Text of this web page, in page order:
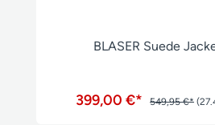
BLASER Suede
399,00 €* 549,95 €*